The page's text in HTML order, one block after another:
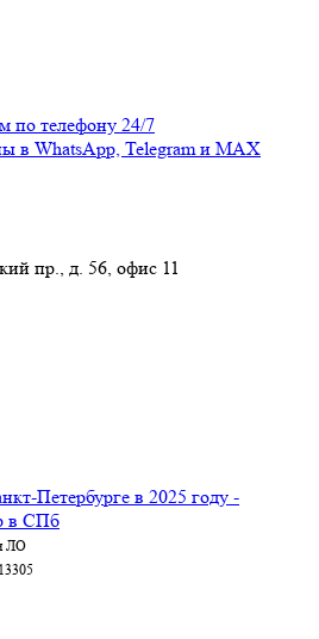
по телефону 24/7
в WhatsApp, Telegram и MAX
пр., д. 56, офис 11
ЛО